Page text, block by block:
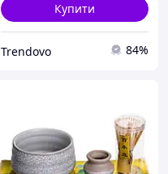
Купити
Trendovo 84%